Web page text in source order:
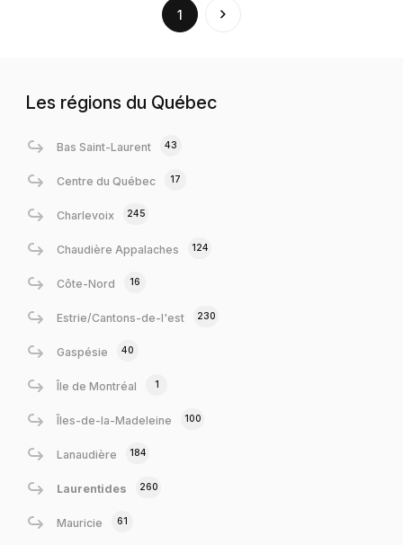
1
(current)
Les régions du Québec
Bas Saint-Laurent 43
Centre du Québec 17
Charlevoix 245
Chaudière Appalaches 124
Côte-Nord 16
Estrie/Cantons-de-l'est 230
Gaspésie 40
Île de Montréal 1
Îles-de-la-Madeleine 100
Lanaudière 184
Laurentides 260
Mauricie 61